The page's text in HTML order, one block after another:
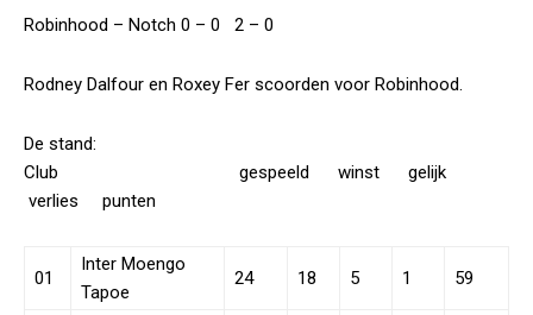
Robinhood – Notch 0 – 0 2 – 0
Rodney Dalfour en Roxey Fer scoorden voor Robinhood.
De stand:
Club gespeeld winst gelijk
verlies punten
01
Inter Moengo
Tapoe
24 18 5 1 59